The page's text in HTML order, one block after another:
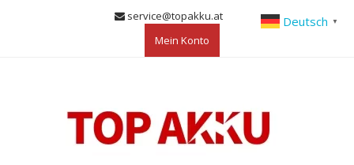
service@topakku.at
Mein Konto
Deutsch ▼